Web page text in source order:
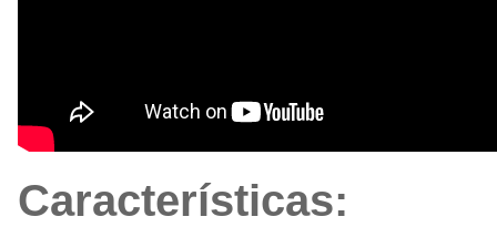
Características: